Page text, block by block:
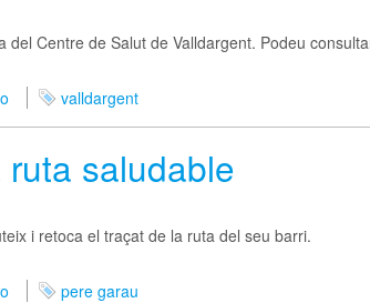
Centre de Salut de Valldargent. Podeu
valldargent
saludable
i retoca el traçat de la ruta del seu barri.
pere garau